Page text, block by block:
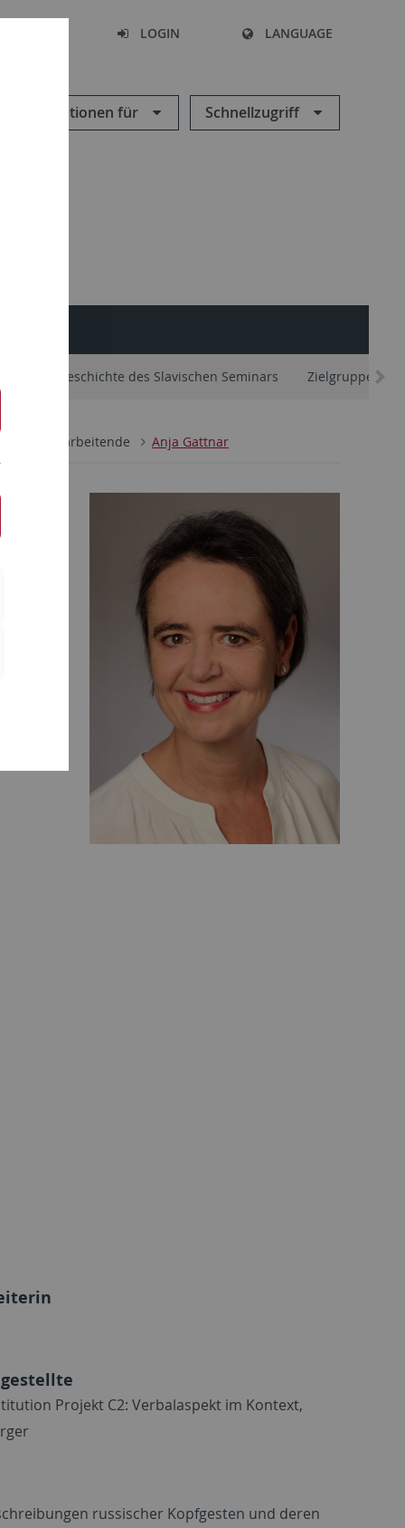
LOGIN LANGUAGE
Informationen für Schnellzugriff
Geschichte des Slavischen Seminars Zielgruppen
Mitarbeitende Anja Gattnar
Projekt C2: Verbalaspekt im Kontext,
russischer Kopfgesten und deren